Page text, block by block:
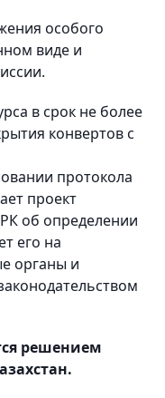
особого
виде и
в срок не более
конвертов с
протокола
проект
об определении
его на
органы и
решением